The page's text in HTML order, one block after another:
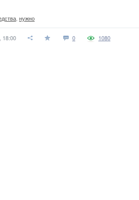
нужно
18:00 0 1080